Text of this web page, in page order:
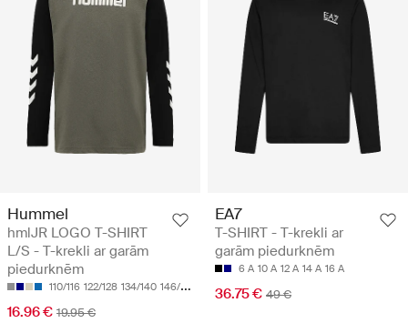
Hummel
hmlJR LOGO T-SHIRT
L/S - T-krekli ar garām
piedurknēm
110/116 122/128 134/140 146/152 158/164
16.96 € 19.95 €
EA7
T-SHIRT - T-krekli ar
garām piedurknēm
6 A 10 A 12 A 14 A 16 A
36.75 € 49 €